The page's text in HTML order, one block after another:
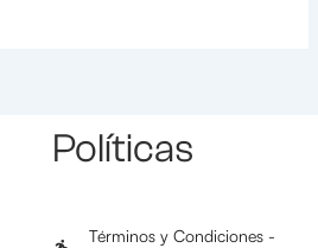
Políticas
Términos y Condiciones -